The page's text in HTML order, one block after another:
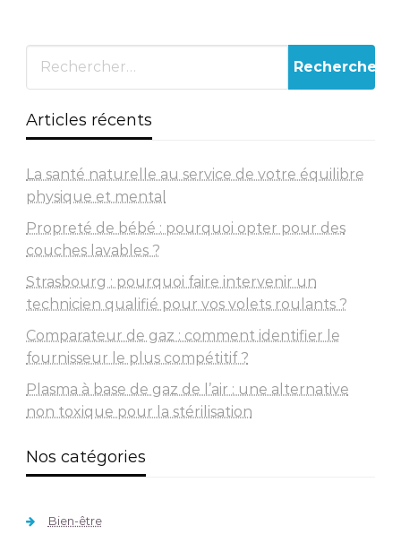
Articles récents
La santé naturelle au service de votre équilibre
physique et mental
Propreté de bébé : pourquoi opter pour des
couches lavables ?
Strasbourg : pourquoi faire intervenir un
technicien qualifié pour vos volets roulants ?
Comparateur de gaz : comment identifier le
fournisseur le plus compétitif ?
Plasma à base de gaz de l’air : une alternative
non toxique pour la stérilisation
Nos catégories
Bien-être